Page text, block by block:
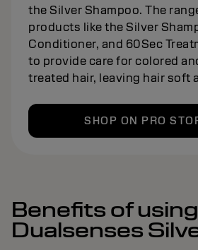
the Silver Shampoo. The
products like the Silver
Conditioner, and 60Sec
to provide care for colored
treated hair, leaving hair soft
SHOP ON PRO
Benefits of using
Dualsenses